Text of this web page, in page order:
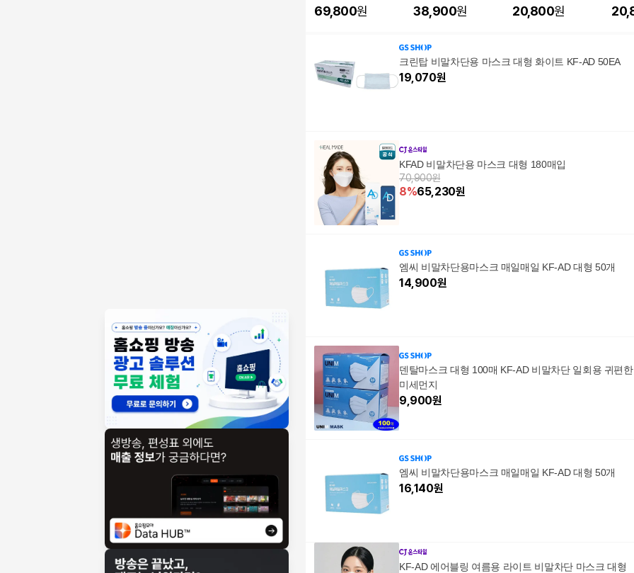
교 일상 여행 상하의 셋
69,800원 38,900원
하세트
20,800원
하세
크린탑 비말차단용 마스크 대형 화이트 KF-AD 50EA
19,070원
KFAD 비말차단용 마스크 대형 180매입
70,900원
8%65,230원
엠씨 비말차단용마스크 매일매일 KF-AD 대형 50개
14,900원
덴탈마스크 대형 100매 KF-AD 비말차단 일회용 귀편한
미세먼지
9,900원
엠씨 비말차단용마스크 매일매일 KF-AD 대형 50개
16,140원
KF-AD 에어블링 여름용 라이트 비말차단 마스크 대형